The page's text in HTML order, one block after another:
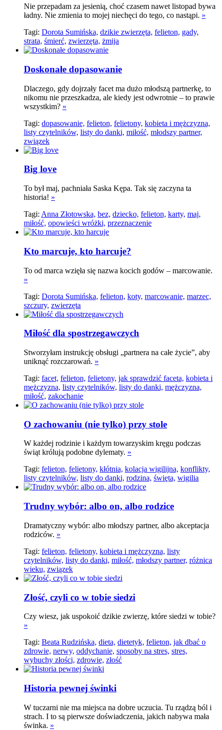
Nie przepadam za jesienią, choć czasem nawet listopad bywa
ładny. Nie zmienia to mojej niechęci do tego, co nastąpi. »
Tagi: Dorota Sumińska, dzikie zwierzęta, felieton, gady,
strata, śmierć, zwierzęta, żmija
Doskonałe dopasowanie
Dlaczego, gdy dojrzały facet ma dużo młodszą partnerkę, to
nikomu nie przeszkadza, ale kiedy jest odwrotnie – to prawie
wszystkim? »
Tagi: dopasowanie, felieton, felietony, kobieta i mężczyzna,
listy czytelników, listy do danki, miłość, młodszy partner,
związek
Big love
To był maj, pachniała Saska Kępa. Tak się zaczyna ta
historia! »
Tagi: Anna Złotowska, bez, dziecko, felieton, karty, maj,
miłość, opowieści wróżki, przeznaczenie
Kto marcuje, kto harcuje?
To od marca wzięła się nazwa kocich godów – marcowanie.
»
Tagi: Dorota Sumińska, felieton, koty, marcowanie, marzec,
szczury, zwierzęta
Miłość dla spostrzegawczych
Stworzyłam instrukcję obsługi „partnera na całe życie”, aby
uniknąć rozczarowań. »
Tagi: facet, felieton, felietony, jak sprawdzić faceta, kobieta i
mężczyzna, listy czytelników, listy do danki, mężczyzna,
miłość, zakochanie
O zachowaniu (nie tylko) przy stole
W każdej rodzinie i każdym towarzyskim kręgu podczas
świąt królują podobne dylematy. »
Tagi: felieton, felietony, kłótnia, kolacja wigilijna, konflikty,
listy czytelników, listy do danki, rodzina, święta, wigilia
Trudny wybór: albo on, albo rodzice
Dramatyczny wybór: albo młodszy partner, albo akceptacja
rodziców. »
Tagi: felieton, felietony, kobieta i mężczyzna, listy
czytelników, listy do danki, miłość, młodszy partner, różnica
wieku, związek
Złość, czyli co w tobie siedzi
Czy wiesz, jak uspokoić dzikie zwierzę, które siedzi w tobie?
»
Tagi: Beata Rudzińska, dieta, dietetyk, felieton, jak dbać o
zdrowie, nerwy, oddychanie, sposoby na stres, stres,
wybuchy złości, zdrowie, złość
Historia pewnej świnki
W tuczarni nie ma miejsca na dobre uczucia. Tu rządzą ból i
strach. I to są pierwsze doświadczenia, jakich nabywa mała
świnka. »